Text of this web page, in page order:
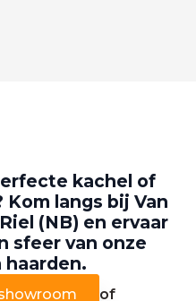
kachel of
Kom langs bij Van
(NB) en ervaar
sfeer van onze
haarden.
of